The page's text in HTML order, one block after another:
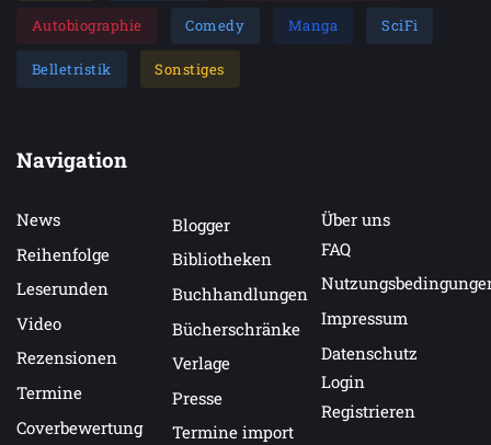
Autobiographie Comedy Manga SciFi
Belletristik Sonstiges
Navigation
News
Reihenfolge
Leserunden
Video
Rezensionen
Termine
Coverbewertung
Blogger
Bibliotheken
Buchhandlungen
Bücherschränke
Verlage
Presse
Termine import
Über uns
FAQ
Impressum
Datenschutz
Login
Registrieren